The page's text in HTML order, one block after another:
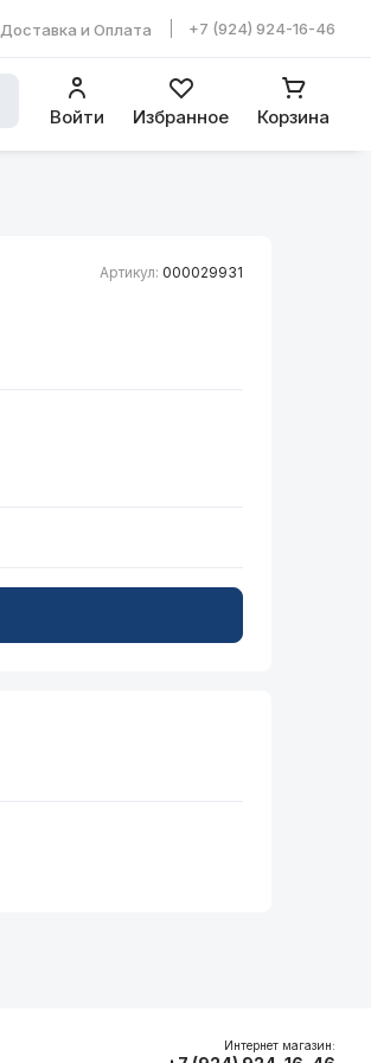
Доставка и Оплата +7 (924) 924-16-46
Войти Избранное Корзина
Артикул: 000029931
Интернет магазин: